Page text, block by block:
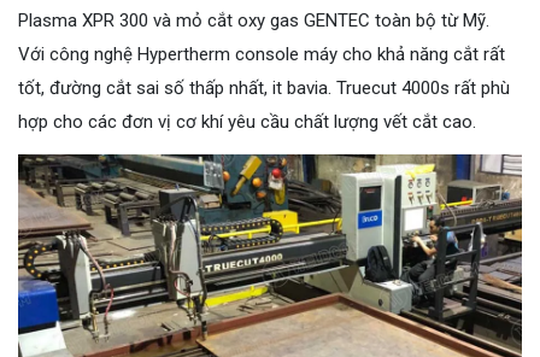
Plasma XPR 300 và mỏ cắt oxy gas GENTEC toàn bộ từ Mỹ.
Với công nghệ Hypertherm console máy cho khả năng cắt rất
tốt, đường cắt sai số thấp nhất, it bavia. Truecut 4000s rất phù
hợp cho các đơn vị cơ khí yêu cầu chất lượng vết cắt cao.